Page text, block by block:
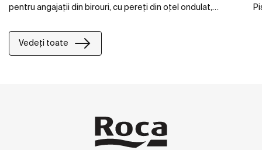
pentru angajații din birouri, cu pereți din oțel ondulat,
Bateriile electronice Loft de la Roca și toaletele
suspendate Ona se potrivesc perfect cu atmosfera
clădirii și oferă confort și funcționalitate acestui spațiu de
Vedeți toate